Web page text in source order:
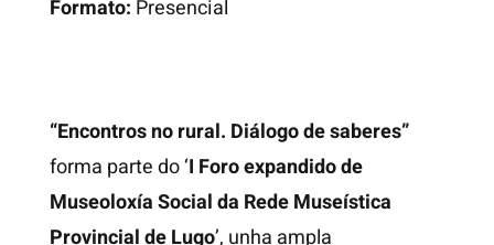
Formato: Presencial
“Encontros no rural. Diálogo de saberes”
forma parte do ‘I Foro expandido de
Museoloxía Social da Rede Museística
Provincial de Lugo’, unha ampla